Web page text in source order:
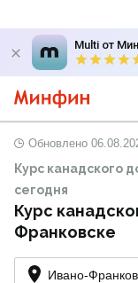
Multi от
Обновлено
Курс канадского
сегодня
Курс
Франковске
Ивано-